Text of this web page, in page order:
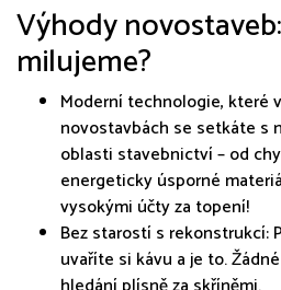
Výhody
milujeme?
Moderní technologie, které
novostavbách se setkáte s
oblasti stavebnictví – od
energeticky úsporné
vysokými účty za topení!
Bez starostí s rekonstrukcí:
uvaříte si kávu a je to.